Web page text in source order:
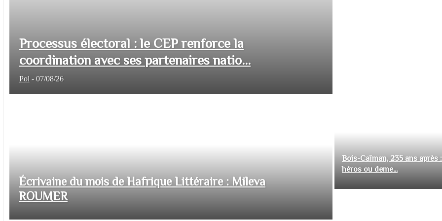
Processus électoral : le CEP renforce la
coordination avec ses partenaires natio...
Pol - 07/08/26
Écrivaine du mois de Hafrique Littéraire : Mileva
ROUMER
Bois-Caïman, 235 ans après
héros ou deme...